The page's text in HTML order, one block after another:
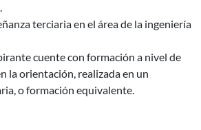
terciaria en el área de la ingeniería
cuente con formación a nivel de
la orientación, realizada en un
o formación equivalente.